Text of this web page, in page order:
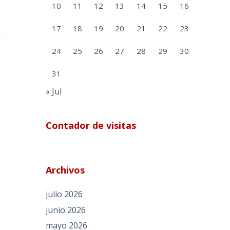
10 11 12 13 14 15 16
17 18 19 20 21 22 23
24 25 26 27 28 29 30
31
« Jul
Contador de visitas
Archivos
julio 2026
junio 2026
mayo 2026